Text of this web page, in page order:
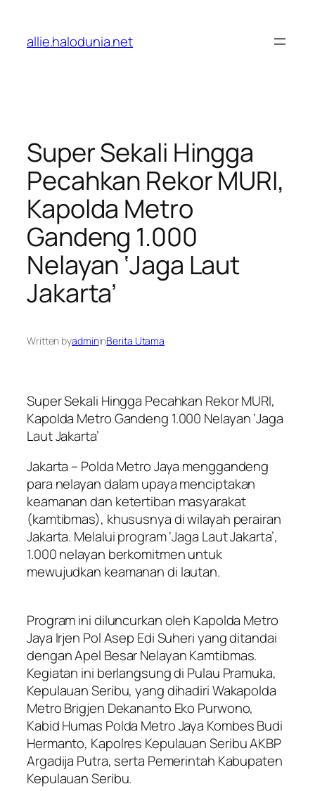
konten
allie.halodunia.net
Super Sekali Hingga
Pecahkan Rekor MURI,
Kapolda Metro
Gandeng 1.000
Nelayan ‘Jaga Laut
Jakarta’
Written byadmininBerita Utama
Super Sekali Hingga Pecahkan Rekor MURI,
Kapolda Metro Gandeng 1.000 Nelayan ‘Jaga
Laut Jakarta’
Jakarta – Polda Metro Jaya menggandeng
para nelayan dalam upaya menciptakan
keamanan dan ketertiban masyarakat
(kamtibmas), khususnya di wilayah perairan
Jakarta. Melalui program ‘Jaga Laut Jakarta’,
1.000 nelayan berkomitmen untuk
mewujudkan keamanan di lautan.
Program ini diluncurkan oleh Kapolda Metro
Jaya Irjen Pol Asep Edi Suheri yang ditandai
dengan Apel Besar Nelayan Kamtibmas.
Kegiatan ini berlangsung di Pulau Pramuka,
Kepulauan Seribu, yang dihadiri Wakapolda
Metro Brigjen Dekananto Eko Purwono,
Kabid Humas Polda Metro Jaya Kombes Budi
Hermanto, Kapolres Kepulauan Seribu AKBP
Argadija Putra, serta Pemerintah Kabupaten
Kepulauan Seribu.